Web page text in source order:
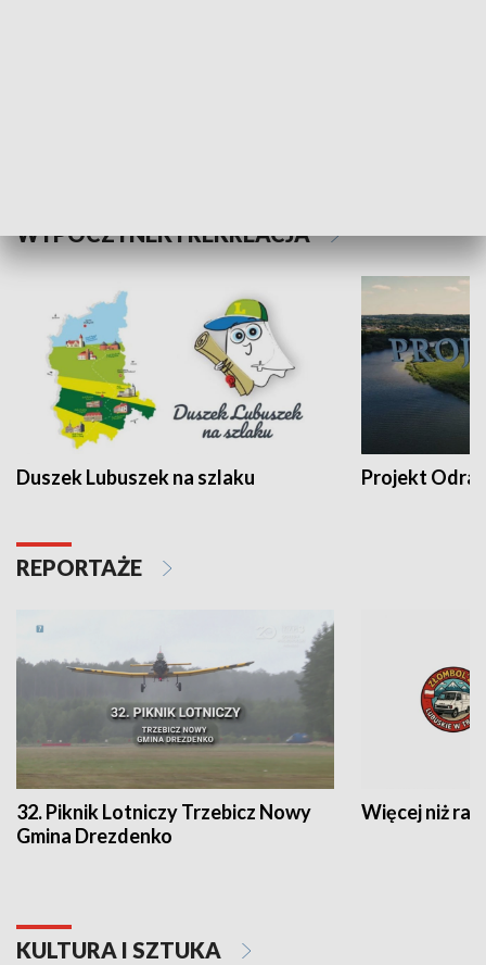
WYPOCZYNEK I REKREACJA
Duszek Lubuszek na szlaku Projekt Odra
REPORTAŻE
32. Piknik Lotniczy Trzebicz Nowy
Gmina Drezdenko
Więcej niż rajd
KULTURA I SZTUKA